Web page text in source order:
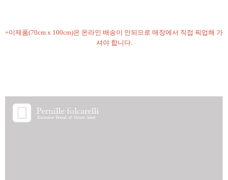
+이제품(70cm x 100cm)은 온라인 배송이 안되므로 매장에서 직접 픽업해 가
셔야 합니다.